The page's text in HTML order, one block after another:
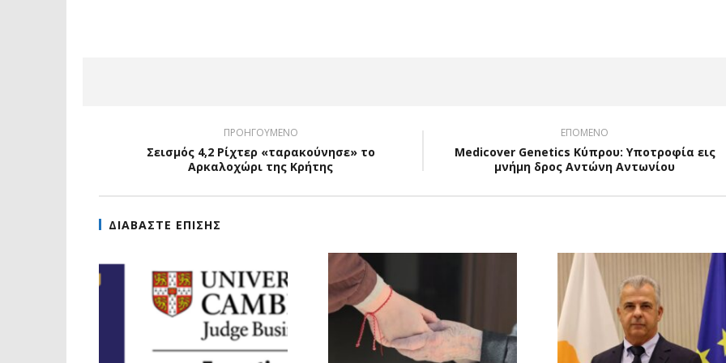
ΠΡΟΗΓΟΥΜΕΝΟ
Σεισμός 4,2 Ρίχτερ «ταρακούνησε» το
Αρκαλοχώρι της Κρήτης
ΕΠΟΜΕΝΟ
Medicover Genetics Κύπρου: Υποτροφία εις
μνήμη δρος Αντώνη Αντωνίου
ΔΙΑΒΑΣΤΕ ΕΠΙΣΗΣ